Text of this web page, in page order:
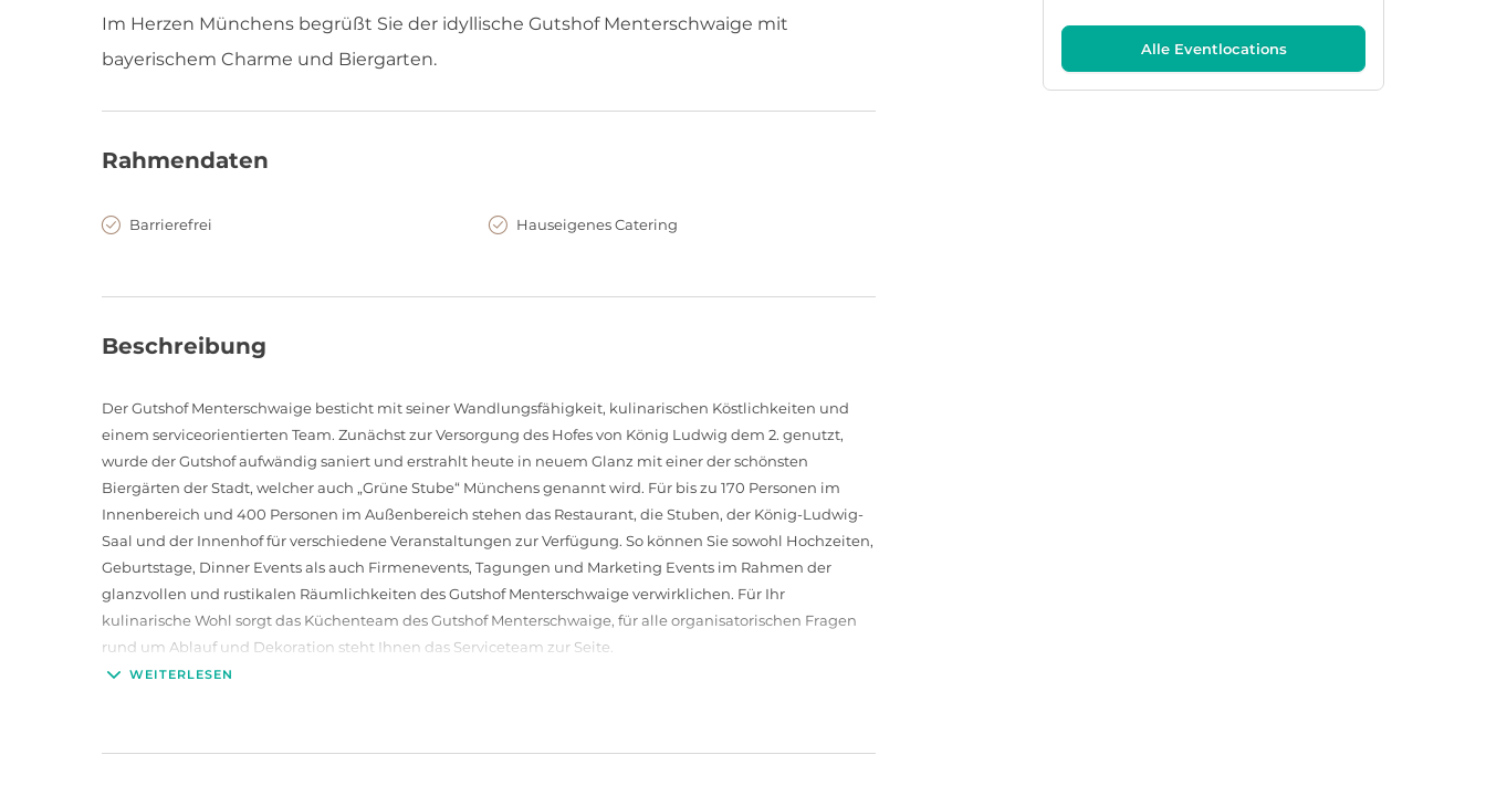
Im Herzen Münchens begrüßt Sie der idyllische Gutshof Menterschwaige mit
bayerischem Charme und Biergarten.
Rahmendaten
Barrierefrei Hauseigenes Catering
Beschreibung
Der Gutshof Menterschwaige besticht mit seiner Wandlungsfähigkeit, kulinarischen Köstlichkeiten und
einem serviceorientierten Team. Zunächst zur Versorgung des Hofes von König Ludwig dem 2. genutzt,
wurde der Gutshof aufwändig saniert und erstrahlt heute in neuem Glanz mit einer der schönsten
Biergärten der Stadt, welcher auch „Grüne Stube“ Münchens genannt wird. Für bis zu 170 Personen im
Innenbereich und 400 Personen im Außenbereich stehen das Restaurant, die Stuben, der König-Ludwig-
Saal und der Innenhof für verschiedene Veranstaltungen zur Verfügung. So können Sie sowohl Hochzeiten,
Geburtstage, Dinner Events als auch Firmenevents, Tagungen und Marketing Events im Rahmen der
glanzvollen und rustikalen Räumlichkeiten des Gutshof Menterschwaige verwirklichen. Für Ihr
kulinarische Wohl sorgt das Küchenteam des Gutshof Menterschwaige, für alle organisatorischen Fragen
rund um Ablauf und Dekoration steht Ihnen das Serviceteam zur Seite.
Freuen Sie sich auf Ihr nächstes Event auf dem Gutshof Menterschwaige!
WEITERLESEN
Alle Eventlocations